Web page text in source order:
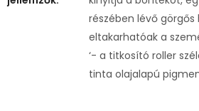
részében lévő
eltakarhatóak a
‘- a titkosító roller
tinta olajalapú